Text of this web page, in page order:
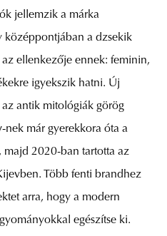
jellemzik a márka
középpontjában a dzsekik
ellenkezője ennek: feminin,
igyekszik hatni. Új
antik mitológiák görög
-nek már gyerekkora óta a
majd 2020-ban tartotta az
Több fenti brandhez
arra, hogy a modern
egészítse ki.